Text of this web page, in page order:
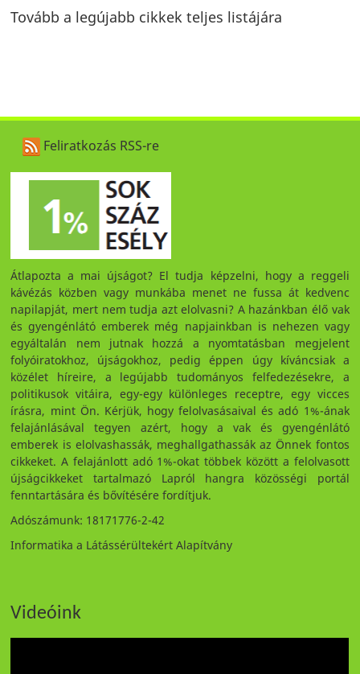
Tovább a legújabb cikkek teljes listájára
Feliratkozás RSS-re
Átlapozta a mai újságot? El tudja képzelni, hogy a reggeli
kávézás közben vagy munkába menet ne fussa át kedvenc
napilapját, mert nem tudja azt elolvasni? A hazánkban élő vak
és gyengénlátó emberek még napjainkban is nehezen vagy
egyáltalán nem jutnak hozzá a nyomtatásban megjelent
folyóiratokhoz, újságokhoz, pedig éppen úgy kíváncsiak a
közélet híreire, a legújabb tudományos felfedezésekre, a
politikusok vitáira, egy-egy különleges receptre, egy vicces
írásra, mint Ön. Kérjük, hogy felolvasásaival és adó 1%-ának
felajánlásával tegyen azért, hogy a vak és gyengénlátó
emberek is elolvashassák, meghallgathassák az Önnek fontos
cikkeket. A felajánlott adó 1%-okat többek között a felolvasott
újságcikkeket tartalmazó Lapról hangra közösségi portál
fenntartására és bővítésére fordítjuk.
Adószámunk: 18171776-2-42
Informatika a Látássérültekért Alapítvány
Videóink